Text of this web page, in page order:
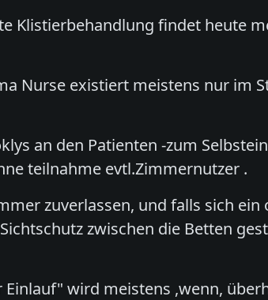
Klistierbehandlung findet heute
Nurse existiert meistens nur im
an den Patienten -zum
teilnahme evtl.Zimmernutzer .
zuverlassen, und falls sich
zwischen die Betten
wird meistens ,wenn,